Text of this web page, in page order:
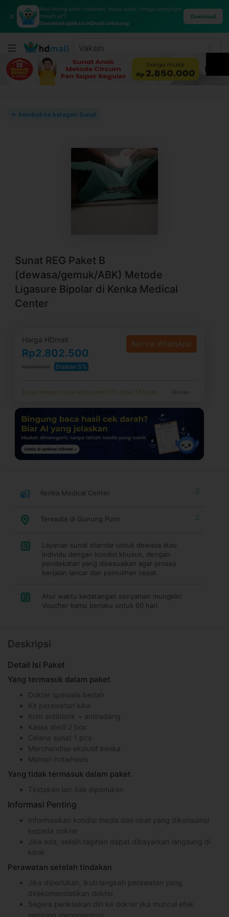
✕
Mau hitung kalori makanan, masa subur, hingga pengingat
minum air?
Download aplikasi HDmall sekarang
Download
← Kembali ke kategori Sunat
Sunat REG Paket B
(dewasa/gemuk/ABK) Metode
Ligasure Bipolar di Kenka Medical
Center
Harga HDmall
Rp2.802.500
Rp2.950.000 Diskon 5%
Beli via WhatsApp
Bayar dengan cicilan kartu kredit 0% untuk 12 bulan. Rincian
Kenka Medical Center
Tersedia di Gunung Putri
1
Layanan sunat standar untuk dewasa atau
individu dengan kondisi khusus, dengan
pendekatan yang disesuaikan agar proses
berjalan lancar dan pemulihan cepat.
2
Atur waktu kedatangan senyaman mungkin!
Voucher kamu berlaku untuk 60 hari
Deskripsi
Detail Isi Paket
Yang termasuk dalam paket
Dokter spesialis bedah
Kit perawatan luka
Krim antibiotik + antiradang
Kassa steril 2 box
Celana sunat 1 pcs
Merchandise ekslusif kenka
Mainan hotwheels
Yang tidak termasuk dalam paket
Tindakan lain bila diperlukan
Informasi Penting
Informasikan kondisi medis dan obat yang dikonsumsi
kepada dokter
Jika ada, selisih tagihan dapat dibayarkan langsung di
klinik
Perawatan setelah tindakan
Jika diperlukan, ikuti langkah perawatan yang
direkomendasikan dokter
Segera periksakan diri ke dokter jika muncul efek
samping mengganggu